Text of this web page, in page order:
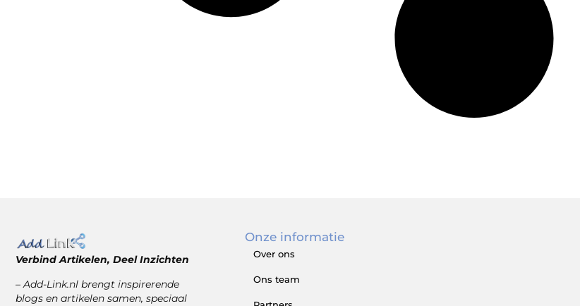
Verbind Artikelen, Deel Inzichten
– Add-Link.nl brengt inspirerende
blogs en artikelen samen, speciaal
Onze informatie
Over ons
Ons team